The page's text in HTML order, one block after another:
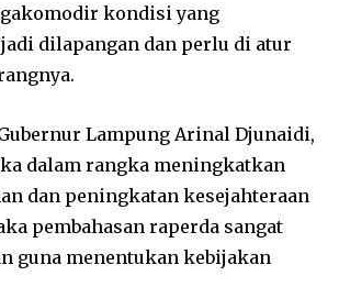
kondisi yang
dilapangan dan perlu di atur
Lampung Arinal Djunaidi,
dalam rangka meningkatkan
dan peningkatan kesejahteraan
pembahasan raperda sangat
guna menentukan kebijakan